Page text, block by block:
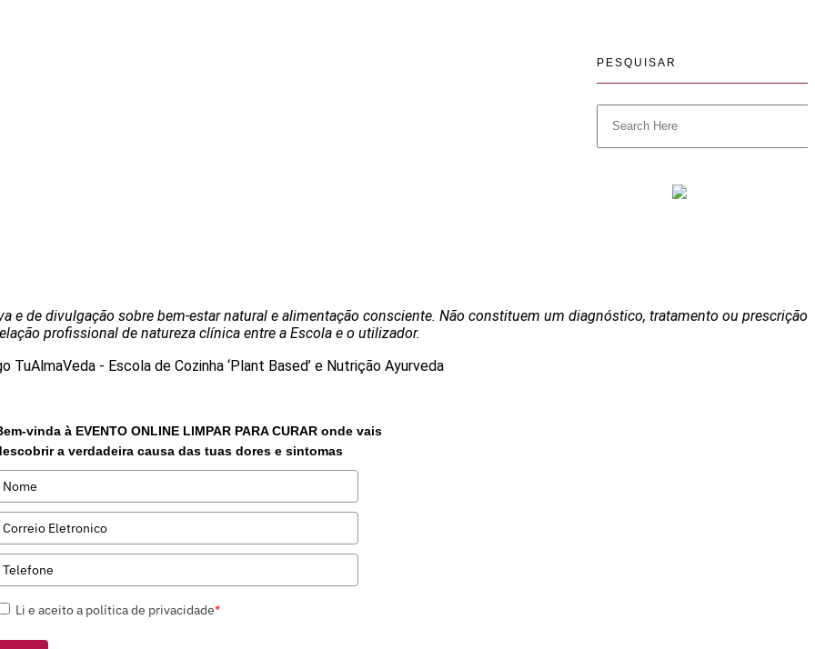
PESQUISARsaúde
Sobre mim
Eventos
Transformações
Loja
e de divulgação sobre bem-estar natural e alimentação consciente. Não constituem um diagnóstico, tratamento ou prescrição
profissional de natureza clínica entre a Escola e o utilizador.
vinda à EVENTO ONLINE LIMPAR PARA CURAR onde vais
a verdadeira causa das tuas dores e sintomas
Li e aceito a política de privacidade*